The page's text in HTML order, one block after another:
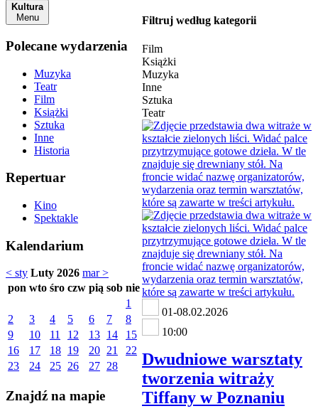
Kultura
Menu
Polecane wydarzenia
Muzyka
Teatr
Film
Książki
Sztuka
Inne
Historia
Repertuar
Kino
Spektakle
Kalendarium
< sty Luty 2026 mar >
pon wto śro czw pią sob nie
1
2
3 4 5 6 7
8
9
10 11 12 13 14
15
16
17 18 19 20 21
22
23
24 25 26 27 28
Znajdź na mapie
Filtruj według kategorii
Film
Książki
Muzyka
Inne
Sztuka
Teatr
01-08.02.2026
10:00
Dwudniowe warsztaty
tworzenia witraży
Tiffany w Poznaniu